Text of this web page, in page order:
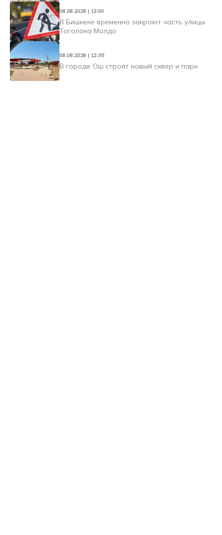
08.08.2026 | 13:00
В Бишкеке временно закроют часть улицы
Тоголока Молдо
08.08.2026 | 12:35
В городе Ош строят новый сквер и парк